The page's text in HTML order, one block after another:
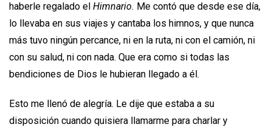
haberle regalado el Himnario. Me contó que desde ese día,
lo llevaba en sus viajes y cantaba los himnos, y que nunca
más tuvo ningún percance, ni en la ruta, ni con el camión, ni
con su salud, ni con nada. Que era como si todas las
bendiciones de Dios le hubieran llegado a él.
Esto me llenó de alegría. Le dije que estaba a su
disposición cuando quisiera llamarme para charlar y